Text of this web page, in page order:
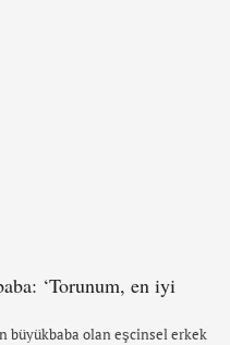
‘Torunum, en iyi
büyükbaba olan eşcinsel erkek